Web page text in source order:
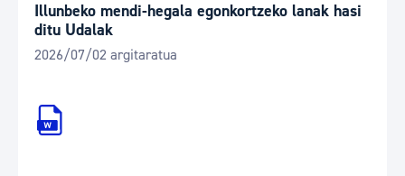
Illunbeko mendi-hegala egonkortzeko lanak hasi
ditu Udalak
2026/07/02 argitaratua